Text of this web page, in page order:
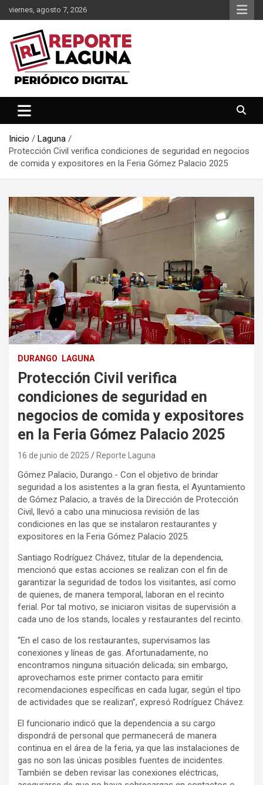
Saltar
al
contenido
viernes, agosto 7, 2026
Reporte Laguna
Inicio
Laguna
Protección Civil verifica condiciones de seguridad en negocios
de comida y expositores en la Feria Gómez Palacio 2025
DURANGO LAGUNA
Protección Civil verifica
condiciones de seguridad en
negocios de comida y expositores
en la Feria Gómez Palacio 2025
16 de junio de 2025 Reporte Laguna
Gómez Palacio, Durango.- Con el objetivo de brindar
seguridad a los asistentes a la gran fiesta, el Ayuntamiento
de Gómez Palacio, a través de la Dirección de Protección
Civil, llevó a cabo una minuciosa revisión de las
condiciones en las que se instalaron restaurantes y
expositores en la Feria Gómez Palacio 2025.
Santiago Rodríguez Chávez, titular de la dependencia,
mencionó que estas acciones se realizan con el fin de
garantizar la seguridad de todos los visitantes, así como
de quienes, de manera temporal, laboran en el recinto
ferial. Por tal motivo, se iniciaron visitas de supervisión a
cada uno de los stands, locales y restaurantes del recinto.
“En el caso de los restaurantes, supervisamos las
conexiones y líneas de gas. Afortunadamente, no
encontramos ninguna situación delicada; sin embargo,
aprovechamos este primer contacto para emitir
recomendaciones específicas en cada lugar, según el tipo
de actividades que se realizan”, expresó Rodríguez Chávez.
El funcionario indicó que la dependencia a su cargo
dispondrá de personal que permanecerá de manera
continua en el área de la feria, ya que las instalaciones de
gas no son las únicas posibles fuentes de incidentes.
También se deben revisar las conexiones eléctricas,